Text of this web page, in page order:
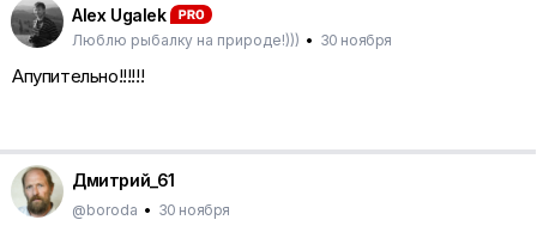
Alex Ugalek
Люблю рыбалку на природе!))) • 30 ноября
Апупительно!!!!!!
Дмитрий_61
@boroda • 30 ноября